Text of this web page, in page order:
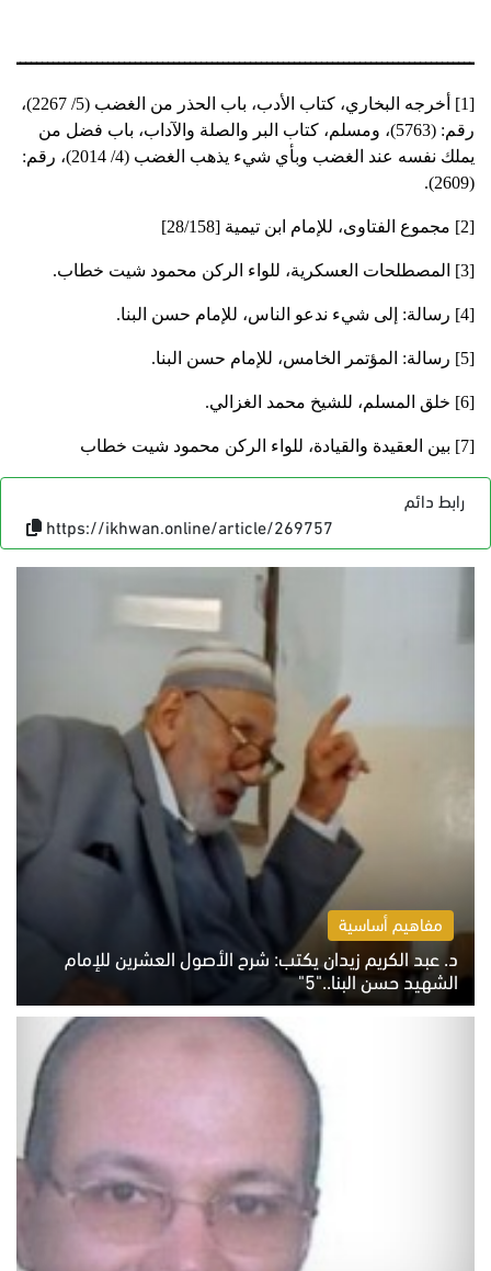
[1] أخرجه البخاري، كتاب الأدب، باب الحذر من الغضب (5/ 2267)،
رقم: (5763)، ومسلم، كتاب البر والصلة والآداب، باب فضل من
يملك نفسه عند الغضب وبأي شيء يذهب الغضب (4/ 2014)، رقم:
(2609).
[2] مجموع الفتاوى، للإمام ابن تيمية [28/158]
[3] المصطلحات العسكرية، للواء الركن محمود شيت خطاب.
[4] رسالة: إلى شيء ندعو الناس، للإمام حسن البنا.
[5] رسالة: المؤتمر الخامس، للإمام حسن البنا.
[6] خلق المسلم، للشيخ محمد الغزالي.
[7] بين العقيدة والقيادة، للواء الركن محمود شيت خطاب
رابط دائم
https://ikhwan.online/article/269757
مفاهيم أساسية
د. عبد الكريم زيدان يكتب: شرح الأصول العشرين للإمام
الشهيد حسن البنا.."5"
السبت 8 أغسطس 2026 10:46 ص